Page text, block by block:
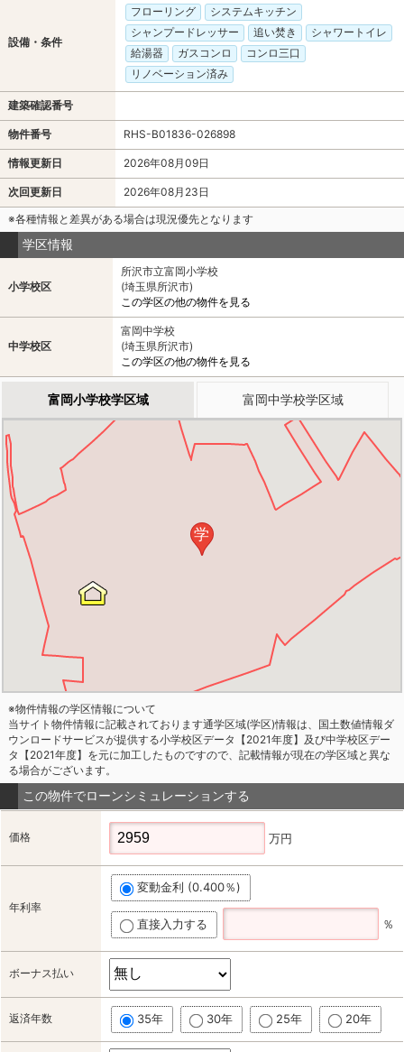
設備・条件
フローリング
システムキッチン
シャンプードレッサー
追い焚き
シャワートイレ
給湯器
ガスコンロ
コンロ三口
リノベーション済み
建築確認番号
物件番号 RHS-B01836-026898
情報更新日 2026年08月09日
次回更新日
2026年08月23日
※各種情報と差異がある場合は現況優先となります
学区情報
小学校区
所沢市立富岡小学校
(埼玉県所沢市)
この学区の他の物件を見る
中学校区
富岡中学校
(埼玉県所沢市)
この学区の他の物件を見る
富岡小学校学区域 富岡中学校学区域
学
※物件情報の学区情報について
当サイト物件情報に記載されております通学区域(学区)情報は、国土数値情報ダ
ウンロードサービスが提供する小学校区データ【2021年度】及び中学校区デー
タ【2021年度】を元に加工したものですので、記載情報が現在の学区域と異な
る場合がございます。
この物件でローンシミュレーションする
価格 万円
年利率
変動金利 (0.400％)
直接入力する ％
ボーナス払い
返済年数 35年 30年 25年 20年